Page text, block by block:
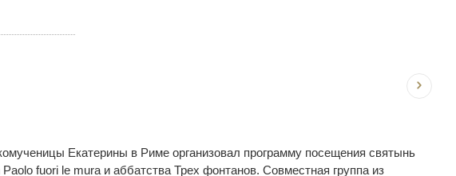
Екатерины в Риме организовал программу посещения святынь
fuori le mura и аббатства Трех фонтанов. Совместная группа из